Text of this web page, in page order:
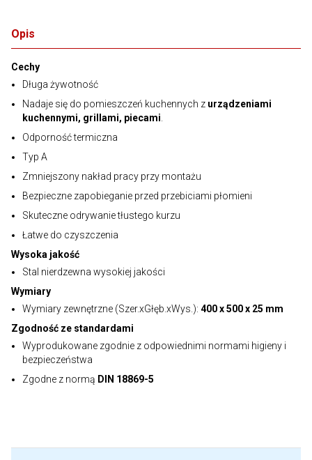
Opis
Cechy
Długa żywotność
Nadaje się do pomieszczeń kuchennych z urządzeniami
kuchennymi, grillami, piecami
Odporność termiczna
Typ A
Zmniejszony nakład pracy przy montażu
Bezpieczne zapobieganie przed przebiciami płomieni
Skuteczne odrywanie tłustego kurzu
Łatwe do czyszczenia
Wysoka jakość
Stal nierdzewna wysokiej jakości
Wymiary
Wymiary zewnętrzne (Szer.xGłęb.xWys.): 400 x 500 x 25 mm
Zgodność ze standardami
Wyprodukowane zgodnie z odpowiednimi normami higieny i
bezpieczeństwa
Zgodne z normą DIN 18869-5